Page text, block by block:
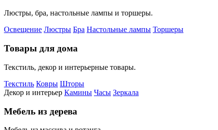
Люстры, бра, настольные лампы и торшеры.
Освещение Люстры Бра Настольные лампы Торшеры
Товары для дома
Текстиль, декор и интерьерные товары.
Текстиль Ковры Шторы
Декор и интерьер Камины Часы Зеркала
Мебель из дерева